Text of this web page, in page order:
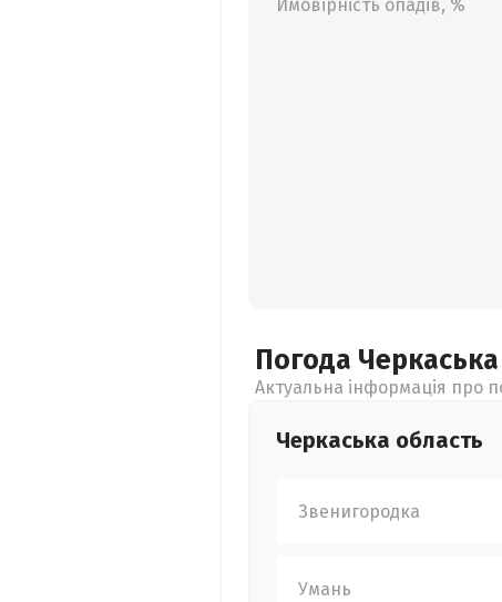
Ймовірність опадів, %
Погода Черкаська
Актуальна інформація про
Черкаська область
Звенигородка
Умань